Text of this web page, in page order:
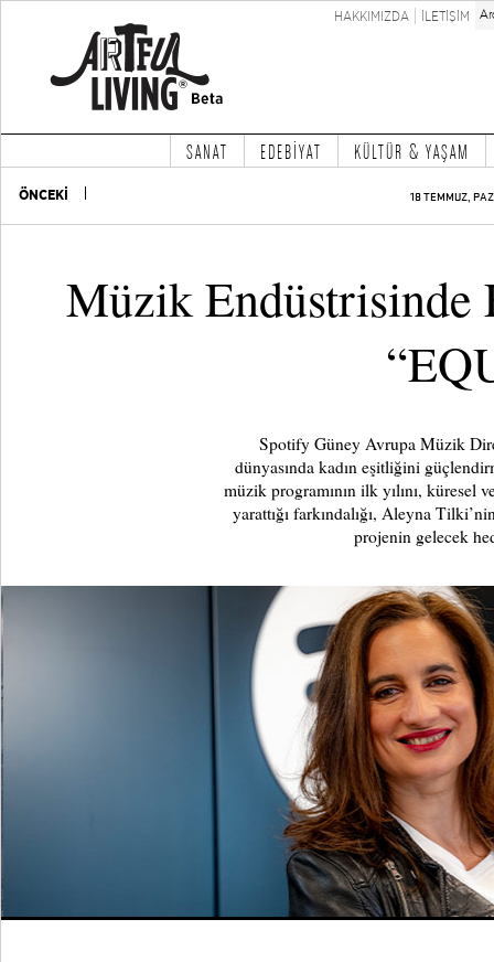
HAKKIMIZDA İLETİŞİM
SANAT EDEBİYAT KÜLTÜR & YAŞAM
ÖNCEKİ 18 TEMMUZ,
Müzik
Spotify Güney Avrupa Müzik
dünyasında kadın eşitliğini
müzik programının ilk yılını,
yarattığı farkındalığı, Aleyna
projenin gelecek